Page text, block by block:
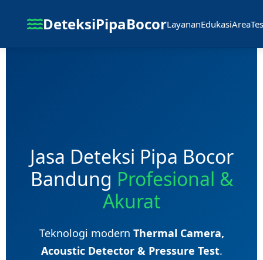
DeteksiPipaBocorLayananEdukasiArea
Jasa Deteksi Pipa Bocor
Bandung Profesional &
Akurat
Teknologi modern Thermal Camera,
Acoustic Detector & Pressure Test.